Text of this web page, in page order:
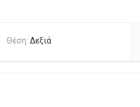
Θέση: Δεξιά